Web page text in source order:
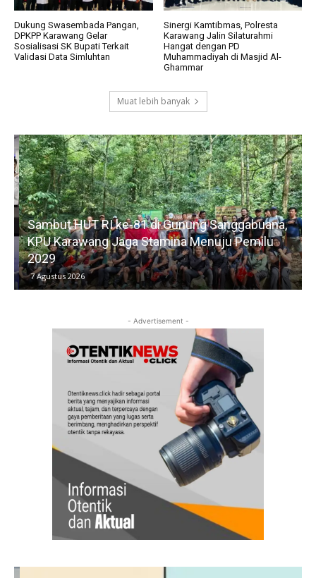
Dukung Swasembada Pangan,
DPKPP Karawang Gelar
Sosialisasi SK Bupati Terkait
Validasi Data Simluhtan
Sinergi Kamtibmas, Polresta
Karawang Jalin Silaturahmi
Hangat dengan PD
Muhammadiyah di Masjid Al-
Ghammar
Muat lebih banyak
Sambut HUT RI ke-81 di Gunung Sanggabuana,
KPU Karawang Jaga Stamina Menuju Pemilu
2029
7 Agustus 2026
- Advertisement -